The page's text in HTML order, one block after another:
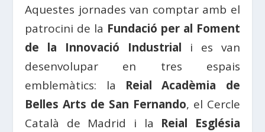
Aquestes jornades van comptar amb el
patrocini de la Fundació per al Foment
de la Innovació Industrial i es van
desenvolupar en tres espais
emblemàtics: la Reial Acadèmia de
Belles Arts de San Fernando, el Cercle
Català de Madrid i la Reial Església